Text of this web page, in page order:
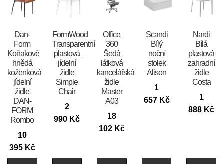
​​​​​Dan-
Form
Koňakově
hnědá
koženková
jídelní
židle
DAN-
FORM
Rombo
10
395 Kč
FormWood
Transparentní
plastová
jídelní
židle
Simple
Chair
2
990 Kč
Office
360
Šedá
látková
kancelářská
židle
Master
A03
18
102 Kč
Scandi
Bílý
noční
stolek
Alison
1
657 Kč
Nardi
Bílá
plastová
zahradní
židle
Costa
1
888 Kč